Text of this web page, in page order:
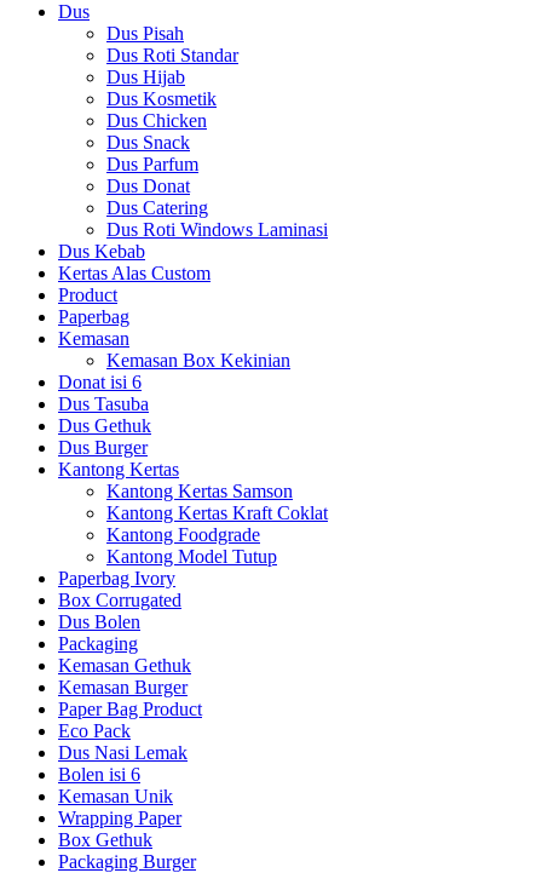
Dus
Dus Pisah
Dus Roti Standar
Dus Hijab
Dus Kosmetik
Dus Chicken
Dus Snack
Dus Parfum
Dus Donat
Dus Catering
Dus Roti Windows Laminasi
Dus Kebab
Kertas Alas Custom
Product
Paperbag
Kemasan
Kemasan Box Kekinian
Donat isi 6
Dus Tasuba
Dus Gethuk
Dus Burger
Kantong Kertas
Kantong Kertas Samson
Kantong Kertas Kraft Coklat
Kantong Foodgrade
Kantong Model Tutup
Paperbag Ivory
Box Corrugated
Dus Bolen
Packaging
Kemasan Gethuk
Kemasan Burger
Paper Bag Product
Eco Pack
Dus Nasi Lemak
Bolen isi 6
Kemasan Unik
Wrapping Paper
Box Gethuk
Packaging Burger